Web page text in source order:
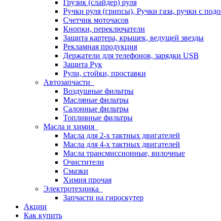
Грузик (слайдер) руля
Ручки руля (грипсы), Ручки газа, ручки с
Счетчик моточасов
Кнопки, переключатели
Защита картера, крышек, ведущей звезды
Рекламная продукция
Держатели для телефонов, зарядки USB
Защита Рук
Рули, стойки, проставки
Автозапчасти
Воздушные фильтры
Масляные фильтры
Салонные фильтры
Топливные фильтры
Масла и химия
Масла для 2-х тактных двигателей
Масла для 4-х тактных двигателей
Масла трансмиссионные, вилочные
Очистители
Смазки
Химия прочая
Электротехника
Запчасти на гироскутер
Акции
Как купить